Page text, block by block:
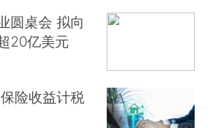
圆桌会 拟向
20亿美元
险收益计税